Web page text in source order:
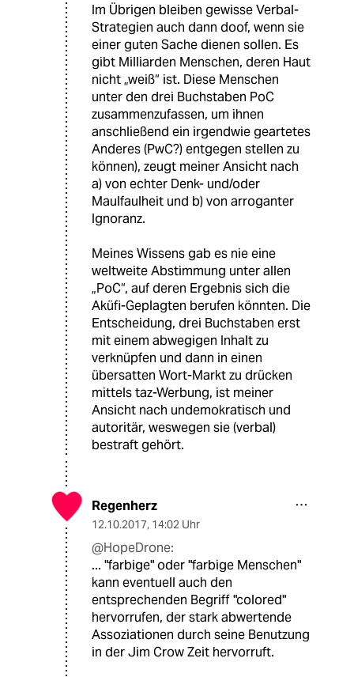
Im Übrigen bleiben gewisse Verbal-
Strategien auch dann doof, wenn sie
einer guten Sache dienen sollen. Es
gibt Milliarden Menschen, deren Haut
nicht „weiß“ ist. Diese Menschen
unter den drei Buchstaben PoC
zusammenzufassen, um ihnen
anschließend ein irgendwie geartetes
Anderes (PwC?) entgegen stellen zu
können), zeugt meiner Ansicht nach
a) von echter Denk- und/oder
Maulfaulheit und b) von arroganter
Ignoranz.
Meines Wissens gab es nie eine
weltweite Abstimmung unter allen
„PoC“, auf deren Ergebnis sich die
Aküfi-Geplagten berufen könnten. Die
Entscheidung, drei Buchstaben erst
mit einem abwegigen Inhalt zu
verknüpfen und dann in einen
übersatten Wort-Markt zu drücken
mittels taz-Werbung, ist meiner
Ansicht nach undemokratisch und
autoritär, weswegen sie (verbal)
bestraft gehört.
Regenherz
12.10.2017, 14:02 Uhr
@HopeDrone:
... "farbige" oder "farbige Menschen"
kann eventuell auch den
entsprechenden Begriff "colored"
hervorrufen, der stark abwertende
Assoziationen durch seine Benutzung
in der Jim Crow Zeit hervorruft.